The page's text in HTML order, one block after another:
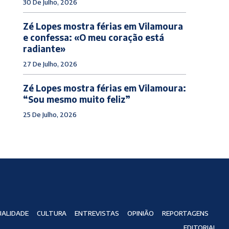
30 De Julho, 2026
Zé Lopes mostra férias em Vilamoura
e confessa: «O meu coração está
radiante»
27 De Julho, 2026
Zé Lopes mostra férias em Vilamoura:
“Sou mesmo muito feliz”
25 De Julho, 2026
CULTURA ENTREVISTAS OPINIÃO
REPORTAGENS